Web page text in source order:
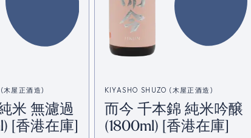
木屋正酒造)
米 無濾過
[香港在庫]
KIYASHO SHUZO (木屋正酒造)
而今 千本錦 純米吟醸
(1800ml) [香港在庫]